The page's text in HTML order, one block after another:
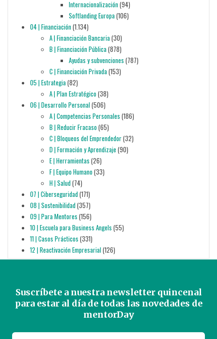
Internacionalización(94)
Softlanding Europa(106)
04 | Financiación(1.134)
A | Financiación Bancaria(30)
B | Financiación Pública(878)
Ayudas y subvenciones (787)
C | Financiación Privada(153)
05 | Estrategia(82)
A | Plan Estratégico(38)
06 | Desarrollo Personal(506)
A | Competencias Personales (186)
B | Reducir Fracaso(65)
C | Bloqueos del Emprendedor(32)
D | Formación y Aprendizaje (90)
E | Herramientas (26)
F | Equipo Humano(33)
H | Salud(74)
07 | Ciberseguridad(171)
08 | Sostenibilidad(357)
09 | Para Mentores (156)
10 | Escuela para Business Angels (55)
11 | Casos Prácticos (331)
12 | Reactivación Empresarial(126)
Suscríbete a nuestra newsletter quincenal
para estar al día de todas las novedades de
mentorDay